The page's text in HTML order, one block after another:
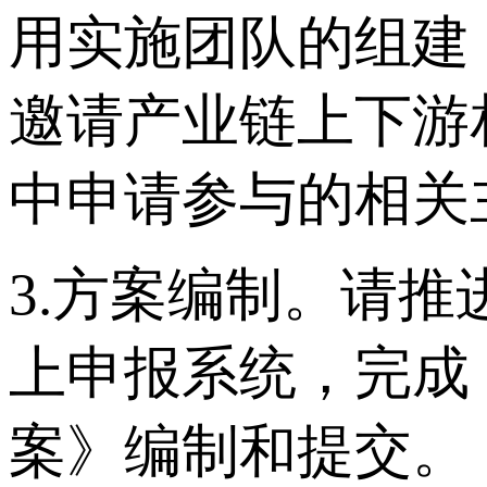
用实施团队的组
邀请产业链上下
中申请参与的相
3.方案编制。请推
上申报系统，完
案》编制和提交。